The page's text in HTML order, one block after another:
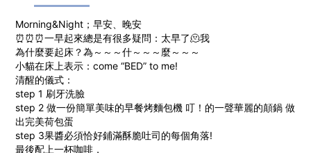
Morning&Night；早安、晚安
⏰⏰⏰一早起來總是有很多疑問：太早了🫠我
為什麼要起床？為～～～什～～～麼～～～
小貓在床上表示：come “BED” to me!
清醒的儀式：
step 1 刷牙洗臉
step 2 做一份簡單美味的早餐烤麵包機 叮！的一聲華麗的顛鍋 做
出完美荷包蛋
step 3果醬必須恰好鋪滿酥脆吐司的每個角落!
最後配上一杯咖啡，